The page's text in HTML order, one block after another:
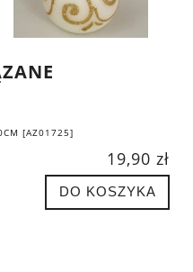
[AZ01725]
19,90 zł
DO KOSZYKA